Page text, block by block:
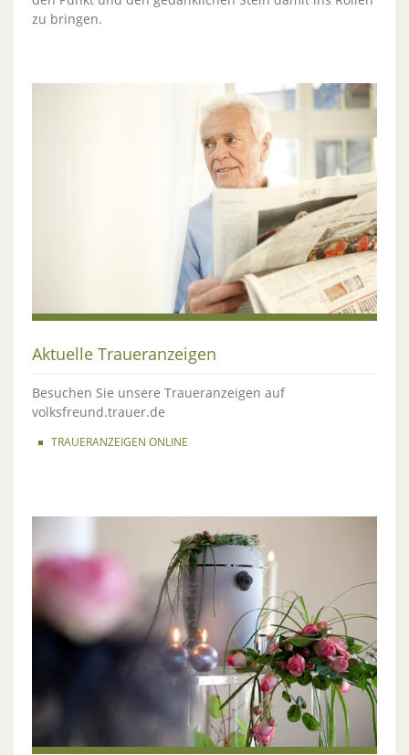
zu bringen.
Aktuelle Traueranzeigen
Besuchen Sie unsere Traueranzeigen auf
volksfreund.trauer.de
TRAUERANZEIGEN ONLINE